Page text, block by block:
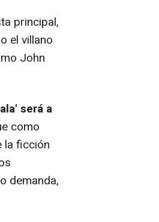
principal,
el villano
John
será a
como
la ficción
demanda,